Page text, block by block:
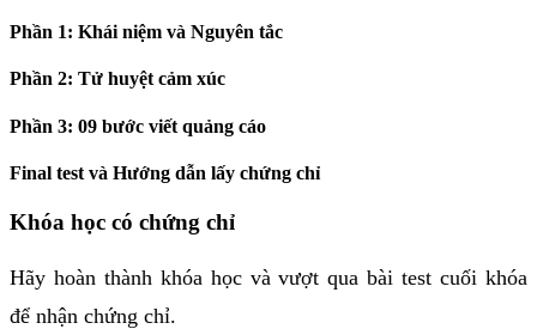
Phần 1: Khái niệm và Nguyên tắc
Phần 2: Tử huyệt cảm xúc
Phần 3: 09 bước viết quảng cáo
Final test và Hướng dẫn lấy chứng chỉ
Khóa học có chứng chỉ
Hãy hoàn thành khóa học và vượt qua bài test cuối khóa
để nhận chứng chỉ.